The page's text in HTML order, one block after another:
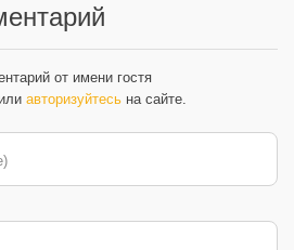
от имени гостя
или авторизуйтесь на сайте.